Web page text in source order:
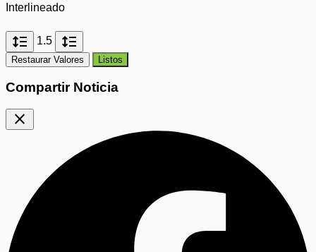
Interlineado
format_line_spacing 1.5 format_line_spacing
Restaurar Valores Listos
Compartir Noticia
close